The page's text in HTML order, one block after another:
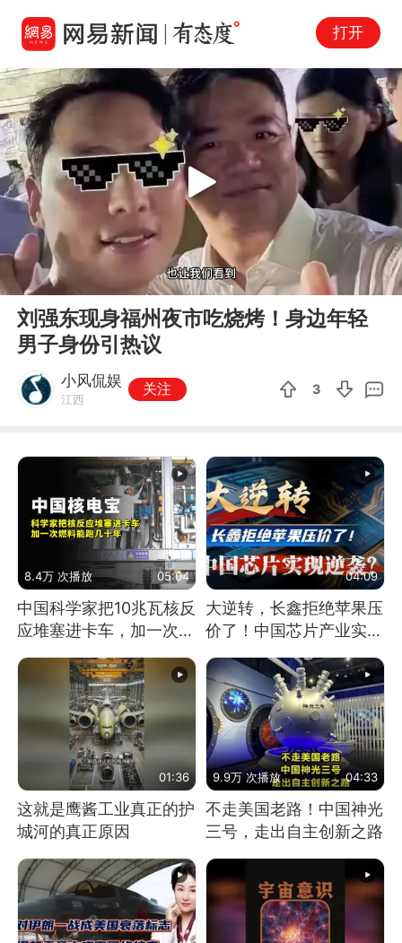
打开
00:00 03:05
Play
刘强东现身福州夜市吃烧烤！身边年轻
男子身份引热议
小风侃娱
江西
关注 3
8.4万 次播放 05:04
中国科学家把10兆瓦核反
应堆塞进卡车，加一次燃
料能跑几十年
04:09
大逆转，长鑫拒绝苹果压
价了！中国芯片产业实现
怎样的逆袭？
01:36
这就是鹰酱工业真正的护
城河的真正原因
9.9万 次播放 04:33
不走美国老路！中国神光
三号，走出自主创新之路